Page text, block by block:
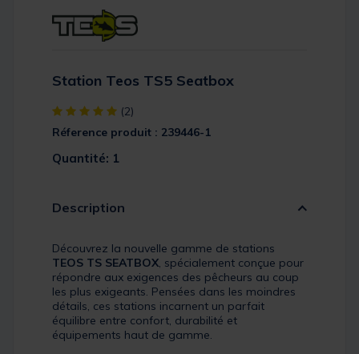
Station Teos TS5 Seatbox
[object Object] out of 5 Customer Rating
(2)
Réference produit : 239446-1
Quantité: 1
Description
Découvrez la nouvelle gamme de stations
TEOS TS SEATBOX, spécialement conçue pour
répondre aux exigences des pêcheurs au coup
les plus exigeants. Pensées dans les moindres
détails, ces stations incarnent un parfait
équilibre entre confort, durabilité et
équipements haut de gamme.